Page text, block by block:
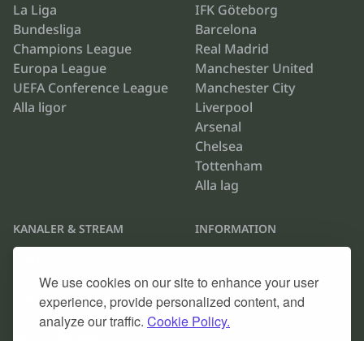
We use cookies on our site to enhance your user
experience, provide personalized content, and
analyze our traffic. Cookie Policy.
La Liga
Bundesliga
Champions League
Europa League
UEFA Conference League
Alla ligor
IFK Göteborg
Barcelona
Real Madrid
Manchester United
Manchester City
Liverpool
Arsenal
Chelsea
Tottenham
Alla lag
KANALER & STREAM
TV4 Play
Discovery Plus
Alla TV-kanaler
INFORMATION
Cookie Policy
Kontakta oss
Arkiv